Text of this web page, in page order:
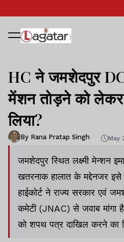
HC ने जमशेदपुर
मेंशन तोड़ने को लेकर
लिया?
By Rana Pratap Singh May
जमशेदपुर स्थित लक्ष्मी मेन्शन
खतरनाक हालात के मद्देनजर
हाईकोर्ट ने राज्य सरकार एवं
कमेटी (JNAC) से जवाब मांगा
को शपथ पत्र दाखिल करने का